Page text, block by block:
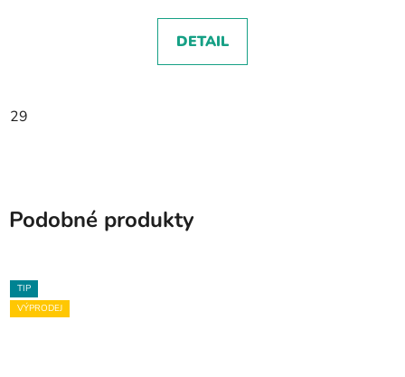
DETAIL
29
Podobné produkty
TIP
VÝPRODEJ